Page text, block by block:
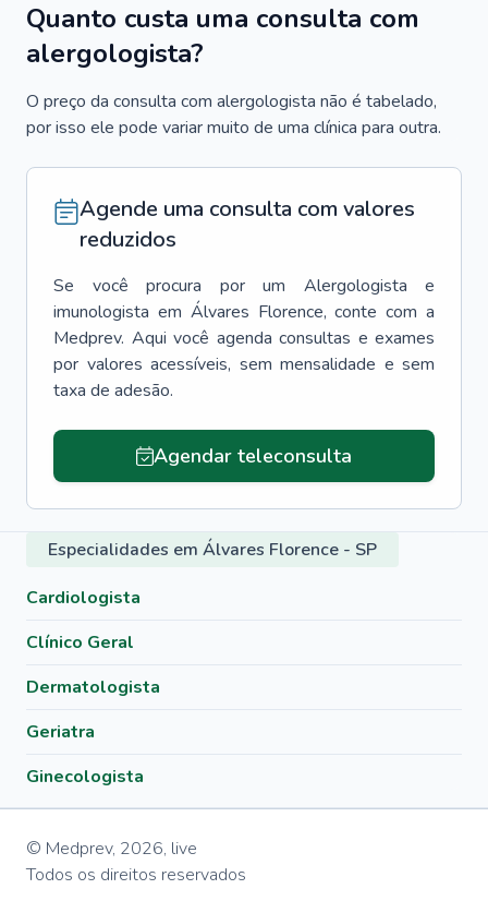
Quanto custa uma consulta com
alergologista?
O preço da consulta com alergologista não é tabelado,
por isso ele pode variar muito de uma clínica para outra.
Agende uma consulta com valores
reduzidos
Se você procura por um
Alergologista e
imunologista em Álvares Florence, conte com a
Medprev. Aqui você agenda consultas e exames
por valores acessíveis, sem mensalidade e sem
taxa de adesão.
Agendar teleconsulta
Especialidades em Álvares Florence - SP
Cardiologista
Clínico Geral
Dermatologista
Geriatra
Ginecologista
© Medprev, 2026, live
Todos os direitos reservados